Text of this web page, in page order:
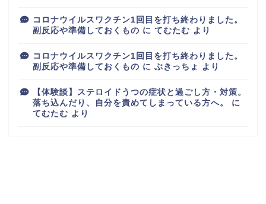
コロナウイルスワクチン1回目を打ち終わりました。
副反応や準備しておくもの に てむたむ より
コロナウイルスワクチン1回目を打ち終わりました。
副反応や準備しておくもの に ぶきっちょ より
【体験談】ステロイドうつの症状と過ごし方・対策。
落ち込んだり、自分を責めてしまっている方へ。
に
てむたむ より